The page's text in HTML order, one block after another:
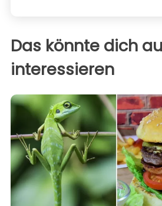
Das könnte dich
interessieren